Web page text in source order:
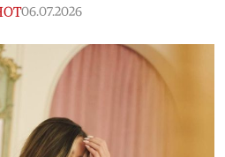
06.07.2026